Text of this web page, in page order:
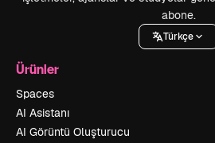
abone.
Türkçe
Ürünler
Spaces
AI Asistanı
AI Görüntü Oluşturucu